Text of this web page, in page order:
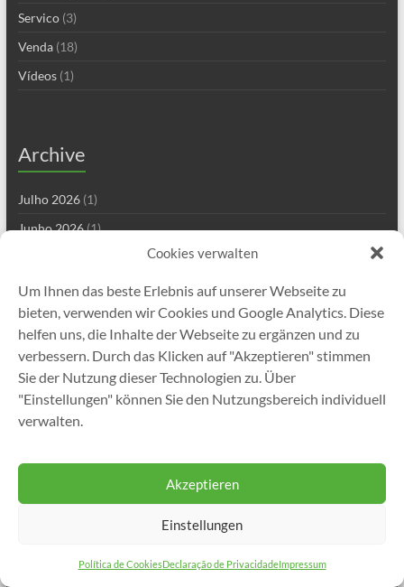
Cookies verwalten
Um Ihnen das beste Erlebnis auf unserer Webseite zu
bieten, verwenden wir Cookies und Google Analytics. Diese
helfen uns, die Inhalte der Webseite zu ergänzen und zu
verbessern. Durch das Klicken auf "Akzeptieren" stimmen
Sie der Nutzung dieser Technologien zu. Über
"Einstellungen" können Sie den Nutzungsbereich individuell
verwalten.
Akzeptieren
Einstellungen
Política de CookiesDeclaração de PrivacidadeImpressum
Servico(3)
Venda(18)
Vídeos(1)
Archive
Julho 2026(1)
Junho 2026(1)
Abril 2026 (1)
Março 2026(1)
Fevereiro 2026(1)
Janeiro 2026(2)
Outubro 2025(2)
Junho 2025
Março 2023(1)